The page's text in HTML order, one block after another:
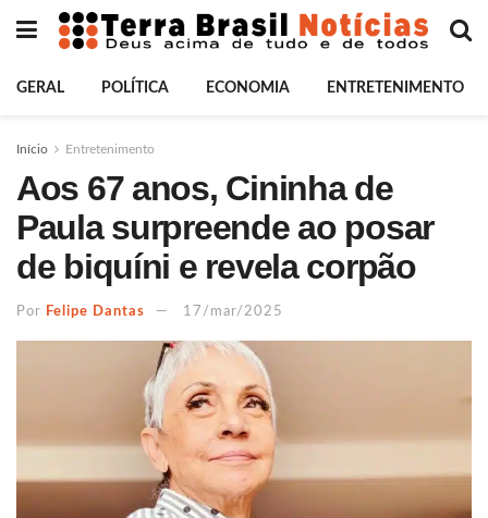
GERAL POLÍTICA ECONOMIA ENTRETENIMENTO
Início Entretenimento
Aos 67 anos, Cininha de
Paula surpreende ao posar
de biquíni e revela corpão
Por Felipe Dantas 17/mar/2025